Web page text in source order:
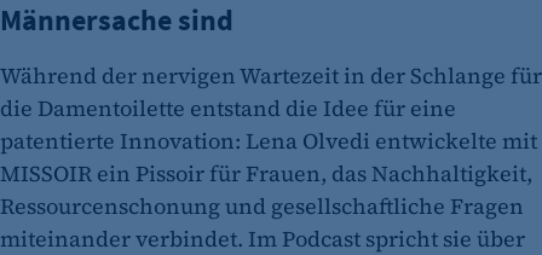
Männersache sind
Während der nervigen Wartezeit in der Schlange für
die Damentoilette entstand die Idee für eine
patentierte Innovation: Lena Olvedi entwickelte mit
MISSOIR ein Pissoir für Frauen, das Nachhaltigkeit,
Ressourcenschonung und gesellschaftliche Fragen
miteinander verbindet. Im Podcast spricht sie über